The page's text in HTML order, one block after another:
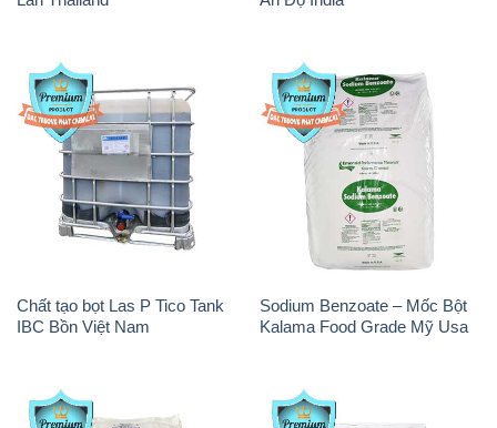
Chất tạo bọt Las P Tico Tank
IBC Bồn Việt Nam
Sodium Benzoate – Mốc Bột
Kalama Food Grade Mỹ Usa